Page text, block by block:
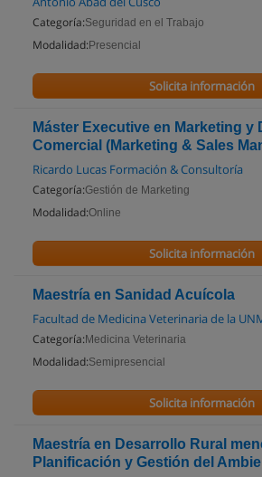
Categoría:Seguridad en el Trabajo
Modalidad: Presencial
Solicita información
Máster Executive en Marketing y
Comercial (Marketing & Sales
Ricardo Lucas Formación & Consultoría
Categoría:Gestión de Marketing
Modalidad:Online
Solicita información
Maestría en Sanidad Acuícola
Facultad de Medicina Veterinaria de la
Categoría: Medicina Veterinaria
Modalidad:Semipresencial
Solicita información
Maestría en Desarrollo Rural
Planificación y Gestión del